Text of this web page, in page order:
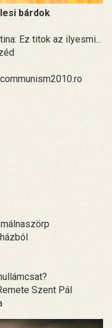
bárdok
Ez titok az ilyesmi...
Szent Pál